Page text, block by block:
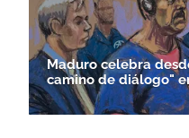
Maduro celebra
camino de diálogo"